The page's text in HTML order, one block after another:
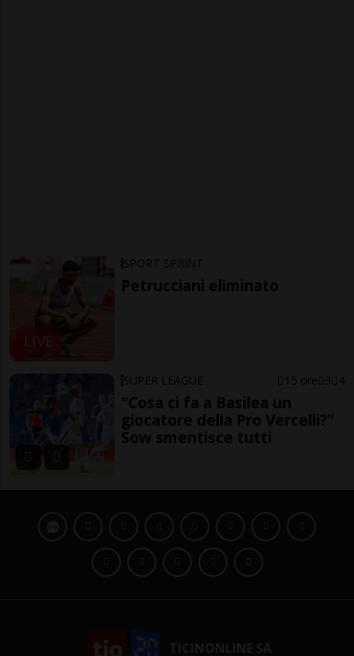
LIVE
SPORT SPRINT
Petrucciani eliminato
SUPER LEAGUE 15 ore 3 4
"Cosa ci fa a Basilea un
giocatore della Pro Vercelli?"
Sow smentisce tutti